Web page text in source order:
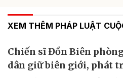
XEM THÊM PHÁP LUẬT
Chiến sĩ Đồn Biên
dân giữ biên giới, phát